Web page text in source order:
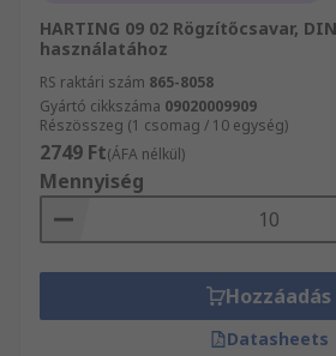
HARTING 09 02 Rögzítőcsavar,
használatához
RS raktári szám 865-8058
Gyártó cikkszáma 09020009909
Részösszeg (1 csomag / 10 egység)
2749 Ft(ÁFA nélkül)
Mennyiség
Hozzáadás
Datasheets